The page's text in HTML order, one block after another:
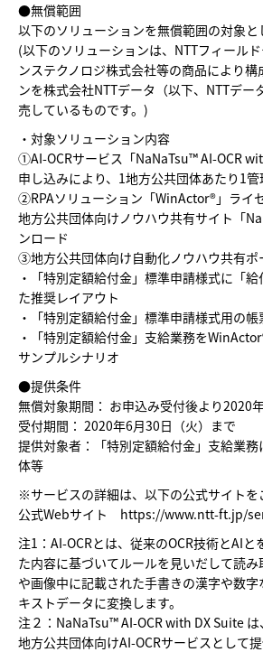
●無償範囲
以下のソリューションを無償範囲の対象と
(以下のソリューションは、NTTフィール
ンステクノロジ株式会社等の商品により構
ンを株式会社NTTデータ（以下、NTTデー
売しているものです。)
・対象ソリューション内容
➀AI-OCRサービス「NaNaTsu™ AI-OCR
申し込みにより、1地方公共団体あたり1
➁RPAソリューション「WinActor®」ライ
地方公共団体向けノウハウ共有サイト「
ンロード
➂地方公共団体向け自動化ノウハウ共有ポ
・「特別定額給付金」標準申請様式に「
た推奨レイアウト
・「特別定額給付金」標準申請様式用の
・「特別定額給付金」支給業務を
サンプルシナリオ
●提供条件
無償対象期間： お申込み受付後より2020
受付期間： 2020年6月30日（火）まで
提供対象者：「特別定額給付金」支給業
体等
※サービスの詳細は、以下の公式サイトを
公式Webサイト https://www.ntt-ft.jp/
注1：AI-OCRとは、従来のOCR技術とAIと
た内容に基づいてルールを見いだして読
や画像中に記載された手書きの漢字や数
キストデータに変換します。
注２：NaNaTsu™ AI-OCR with DX Suite
地方公共団体向けAI-OCRサービスとして